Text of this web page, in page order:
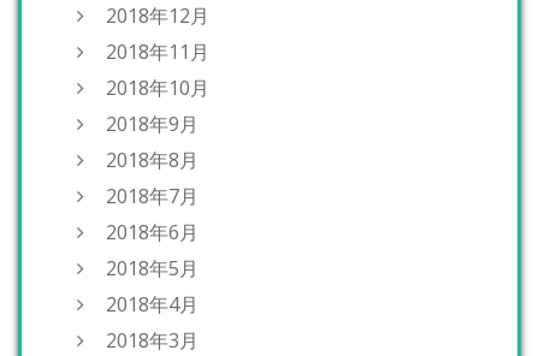
2018年12月
2018年11月
2018年10月
2018年9月
2018年8月
2018年7月
2018年6月
2018年5月
2018年4月
2018年3月